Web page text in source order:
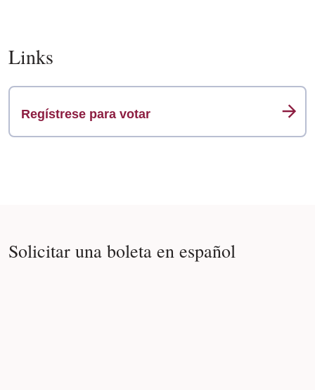
Links
Regístrese para votar
Solicitar una boleta en español